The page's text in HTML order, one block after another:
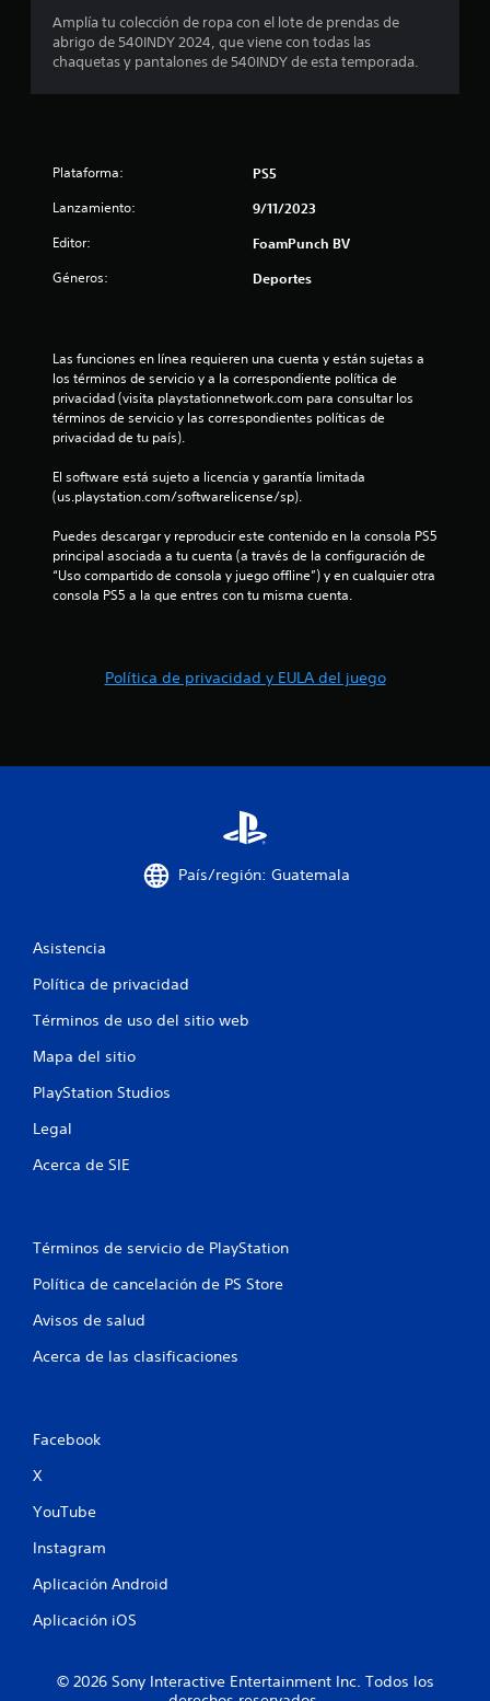
n
e
s
Amplía tu colección de ropa con el lote de prendas de
abrigo de 540INDY 2024, que viene con todas las
chaquetas y pantalones de 540INDY de esta temporada.
Plataforma: PS5
Lanzamiento: 9/11/2023
Editor: FoamPunch BV
Géneros: Deportes
Las funciones en línea requieren una cuenta y están sujetas a
los términos de servicio y a la correspondiente política de
privacidad (visita playstationnetwork.com para consultar los
términos de servicio y las correspondientes políticas de
privacidad de tu país).
El software está sujeto a licencia y garantía limitada
(us.playstation.com/softwarelicense/sp).
Puedes descargar y reproducir este contenido en la consola PS5
principal asociada a tu cuenta (a través de la configuración de
“Uso compartido de consola y juego offline”) y en cualquier otra
consola PS5 a la que entres con tu misma cuenta.
Política de privacidad y EULA del juego
País/región: Guatemala
Asistencia
Política de privacidad
Términos de uso del sitio web
Mapa del sitio
PlayStation Studios
Legal
Acerca de SIE
Términos de servicio de PlayStation
Política de cancelación de PS Store
Avisos de salud
Acerca de las clasificaciones
Facebook
X
YouTube
Instagram
Aplicación Android
Aplicación iOS
© 2026 Sony Interactive Entertainment Inc. Todos los